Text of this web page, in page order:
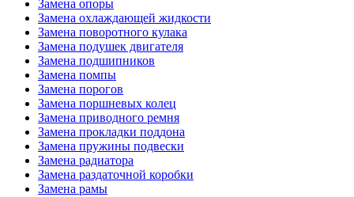
Замена опоры
Замена охлаждающей жидкости
Замена поворотного кулака
Замена подушек двигателя
Замена подшипников
Замена помпы
Замена порогов
Замена поршневых колец
Замена приводного ремня
Замена прокладки поддона
Замена пружины подвески
Замена радиатора
Замена раздаточной коробки
Замена рамы